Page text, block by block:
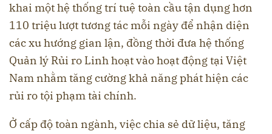
khai một hệ thống trí tuệ toàn cầu tận dụng hơn
110 triệu lượt tương tác mỗi ngày để nhận diện
các xu hướng gian lận, đồng thời đưa hệ thống
Quản lý Rủi ro Linh hoạt vào hoạt động tại Việt
Nam nhằm tăng cường khả năng phát hiện các
rủi ro tội phạm tài chính.
Ở cấp độ toàn ngành, việc chia sẻ dữ liệu, tăng